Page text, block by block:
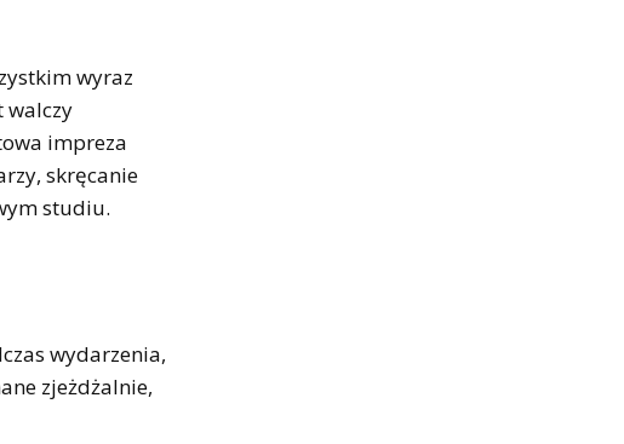
wyraz
walczy
impreza
skręcanie
studiu.
wydarzenia,
zjeżdżalnie,